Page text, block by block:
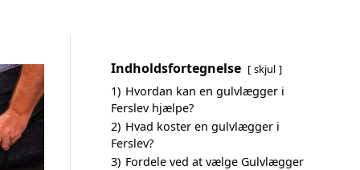
Indholdsfortegnelse skjul
1) Hvordan kan en gulvlægger i
Ferslev hjælpe?
2) Hvad koster en gulvlægger i
Ferslev?
3) Fordele ved at vælge Gulvlægger